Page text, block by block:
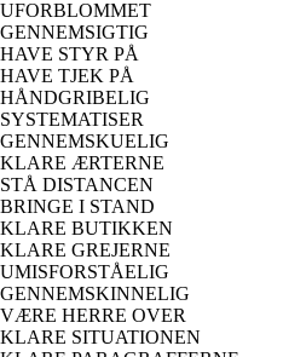
UFORBLOMMET
GENNEMSIGTIG
HAVE STYR PÅ
HAVE TJEK PÅ
HÅNDGRIBELIG
SYSTEMATISER
GENNEMSKUELIG
KLARE ÆRTERNE
STÅ DISTANCEN
BRINGE I STAND
KLARE BUTIKKEN
KLARE GREJERNE
UMISFORSTÅELIG
GENNEMSKINNELIG
VÆRE HERRE OVER
KLARE SITUATIONEN